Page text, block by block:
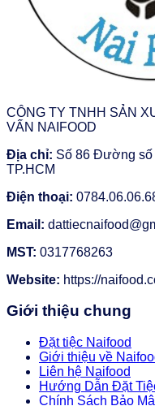
CÔNG TY TNHH SẢN
VẤN NAIFOOD
Địa chỉ: Số 86 Đường số
TP.HCM
Điện thoại:
Email:
MST: 0317768263
Website: https://
Giới thiệu chung
Đặt tiệc Naifood
Giới thiệu về
Liên hệ Naifood
Hướng Dẫn Đặt
Chính Sách Bảo